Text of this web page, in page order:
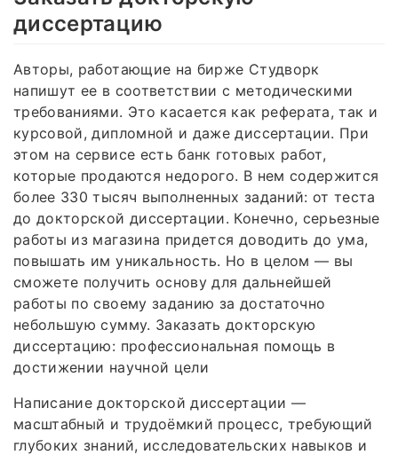
диссертацию
Авторы, работающие на бирже Студворк
напишут ее в соответствии с методическими
требованиями. Это касается как реферата, так и
курсовой, дипломной и даже диссертации. При
этом на сервисе есть банк готовых работ,
которые продаются недорого. В нем содержится
более 330 тысяч выполненных заданий: от теста
до докторской диссертации. Конечно, серьезные
работы из магазина придется доводить до ума,
повышать им уникальность. Но в целом — вы
сможете получить основу для дальнейшей
работы по своему заданию за достаточно
небольшую сумму. Заказать докторскую
диссертацию: профессиональная помощь в
достижении научной цели
Написание докторской диссертации —
масштабный и трудоёмкий процесс, требующий
глубоких знаний, исследовательских навыков и